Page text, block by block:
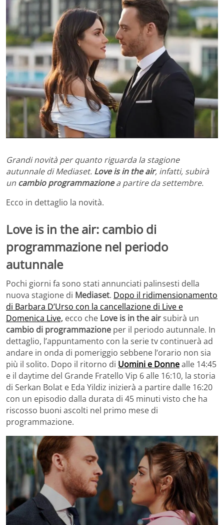
Grandi novità per quanto riguarda la stagione
autunnale di Mediaset. Love is in the air, infatti, subirà
un cambio programmazionea partire da settembre.
Ecco in dettaglio la novità.
Love is in the air: cambio di
programmazione nel periodo
autunnale
Pochi giorni fa sono stati annunciati palinsesti della
nuova stagione di Mediaset. Dopo il ridimensionamento
di Barbara D’Urso con la cancellazione di Live e
Domenica Live, ecco che Love is in the airsubirà un
cambio di programmazione per il periodo autunnale. In
dettaglio, l’appuntamento con la serie tv continuerà ad
andare in onda di pomeriggio sebbene l’orario non sia
più il solito. Dopo il ritorno di Uomini e Donnealle 14:45
e il daytime del Grande Fratello Vip 6 alle 16:10, la storia
di Serkan Bolat e Eda Yildiz inizierà a partire dalle 16:20
con un episodio dalla durata di 45 minuti visto che ha
riscosso buoni ascolti nel primo mese di
programmazione.